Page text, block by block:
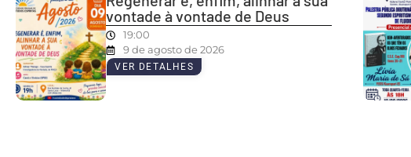
vontade à vontade de Deus
19:00
9 de agosto de 2026
VER DETALHES